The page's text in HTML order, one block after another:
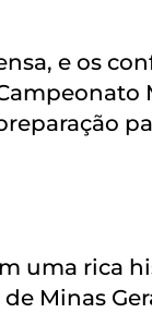
e os
uma rica
Minas